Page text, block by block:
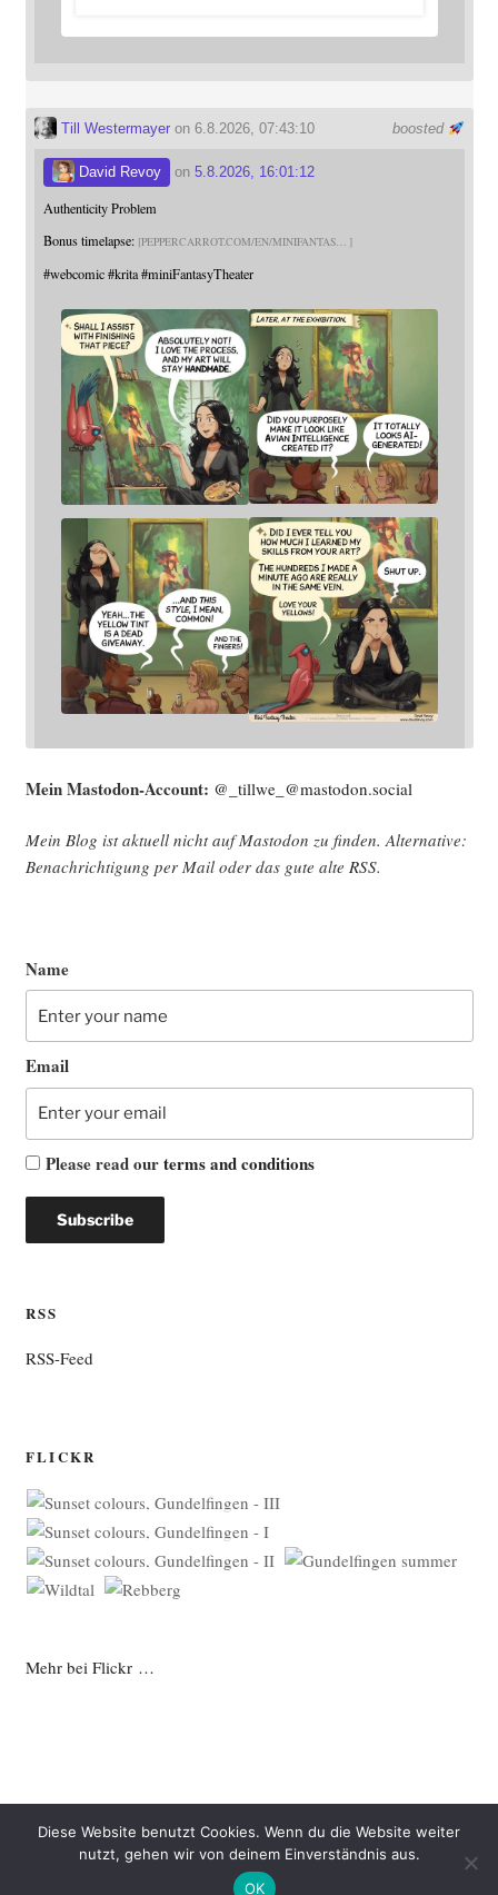
boosted
Till Westermayeron 6.8.2026, 07:43:10
David Revoy on 5.8.2026, 16:01:12
Authenticity Problem
Bonus timelapse: PEPPERCARROT.COM/EN/MINIFANTAS
#webcomic #krita #miniFantasyTheater
Mein Mast­o­don-Account: @_tillwe_@mastodon.social
Mein Blog ist aktu­ell nicht auf Mast­o­don zu fin­den. Alter­na­ti­ve:
Benach­rich­ti­gung per Mail oder das gute alte RSS.
Name
Email
Please read ourterms and conditions
RSS
RSS-Feed
FLICKR
Mehr bei Flickr …
Datenschutzerklärung Mit Stolz präsentiert von WordPress
Diese Website benutzt Cookies. Wenn du die Website weiter
nutzt, gehen wir von deinem Einverständnis aus.
OK